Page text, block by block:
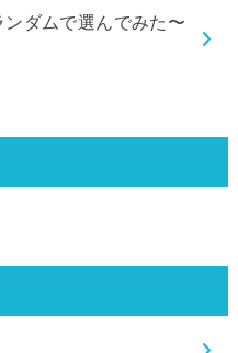
ダムで選んでみた〜